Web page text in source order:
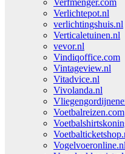
Verfmenger.com
Verlichtepot.nl
verlichtingshuis.nl
Verticaletuinen.nl
vevor.nl
Vindiqoffice.com
Vintageview.nl
Vitadvice.nl
Vivolanda.nl
Voetbalreizen.com
Vogelvoeronline.nl